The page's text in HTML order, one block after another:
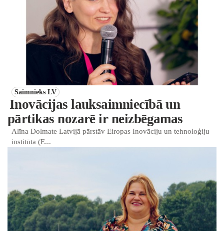
Saimnieks LV
Inovācijas lauksaimniecībā un
pārtikas nozarē ir neizbēgamas
Alīna Dolmate Latvijā pārstāv Eiropas Inovāciju un tehnoloģiju
institūta (E...